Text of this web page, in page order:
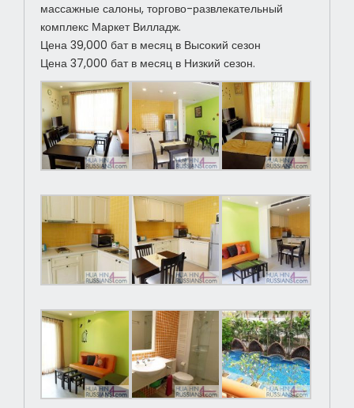
массажные салоны, торгово-развлекательный
комплекс Маркет Вилладж.
Цена 39,000 бат в месяц в Высокий сезон
Цена 37,000 бат в месяц в Низкий сезон.